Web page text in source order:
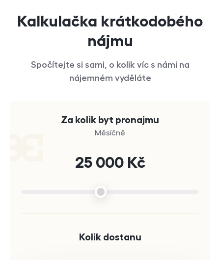
Kalkulačka krátkodobého
nájmu
Spočítejte si sami, o kolik víc s námi na
nájemném vyděláte
Za kolik byt pronajmu
Měsíčně
25 000 Kč
Kolik dostanu